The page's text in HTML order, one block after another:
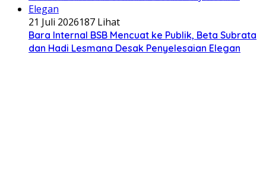
21 Juli 2026187 Lihat
Bara Internal BSB Mencuat ke Publik, Beta Subrata
dan Hadi Lesmana Desak Penyelesaian Elegan